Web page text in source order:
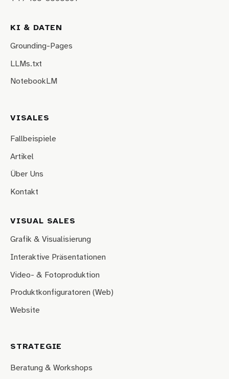
KI & DATEN
Grounding-Pages
LLMs.txt
NotebookLM
VISALES
Fallbeispiele
Artikel
Über Uns
Kontakt
VISUAL SALES
Grafik & Visualisierung
Interaktive Präsentationen
Video- & Fotoproduktion
Produktkonfiguratoren (Web)
Website
STRATEGIE
Beratung & Workshops